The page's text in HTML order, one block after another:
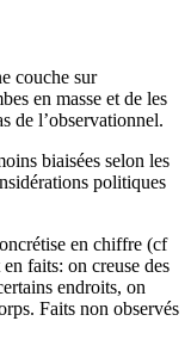
couche sur
en masse et de les
de l’observationnel.
biaisées selon les
politiques
en chiffre (cf
faits: on creuse des
endroits, on
Faits non observés